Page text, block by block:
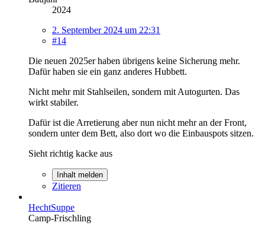
2024
2. September 2024 um 22:31
#14
Die neuen 2025er haben übrigens keine Sicherung mehr.
Dafür haben sie ein ganz anderes Hubbett.
Nicht mehr mit Stahlseilen, sondern mit Autogurten. Das
wirkt stabiler.
Dafür ist die Arretierung aber nun nicht mehr an der Front,
sondern unter dem Bett, also dort wo die Einbauspots sitzen.
Sieht richtig kacke aus
Inhalt melden
Zitieren
HechtSuppe
Camp-Frischling